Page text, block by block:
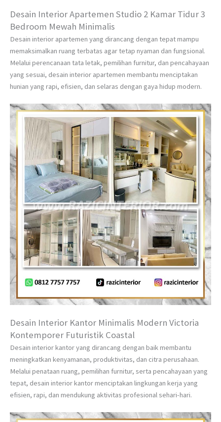
Desain Interior Apartemen Studio 2 Kamar Tidur 3
Bedroom Mewah Minimalis
Desain interior apartemen yang dirancang dengan tepat mampu
memaksimalkan ruang terbatas agar tetap nyaman dan fungsional.
Melalui perencanaan tata letak, pemilihan furnitur, dan pencahayaan
yang sesuai, desain interior apartemen membantu menciptakan
hunian yang rapi, efisien, dan selaras dengan gaya hidup modern.
Desain Interior Kantor Minimalis Modern Victoria
Kontemporer Futuristik Coastal
Desain interior kantor yang dirancang dengan baik membantu
meningkatkan kenyamanan, produktivitas, dan citra perusahaan.
Melalui penataan ruang, pemilihan furnitur, serta pencahayaan yang
tepat, desain interior kantor menciptakan lingkungan kerja yang
efisien, rapi, dan mendukung aktivitas profesional sehari-hari.